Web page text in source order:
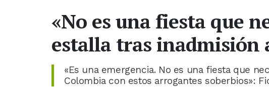
«No es una fiesta que
estalla tras inadmisión
«Es una emergencia. No es una fiesta que
Colombia con estos arrogantes soberbios»: